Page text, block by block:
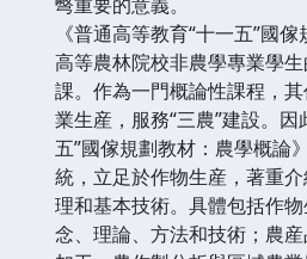
《普通高等教育“十一五”國
高等農林院校非農學專業學
課。作為一門概論性課程，
業生産，服務“三農”建設。
五”國傢規劃教材：農學概論
統，立足於作物生産，著重
理和基本技術。具體包括作
念、理論、方法和技術；農